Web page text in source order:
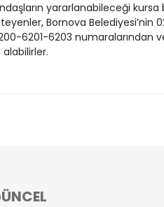
yararlanabileceği
Bornova Belediyesi’nin
6201-6203 numaralarından